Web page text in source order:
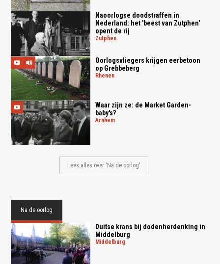
Naoorlogse doodstraffen in
Nederland: het 'beest van Zutphen'
opent de rij
zutphen
Oorlogsvliegers krijgen eerbetoon
op Grebbeberg
rhenen
Waar zijn ze: de Market Garden-
baby's?
arnhem
Lees alles over 'Na de oorlog'
Na de oorlog
Duitse krans bij dodenherdenking in
Middelburg
middelburg